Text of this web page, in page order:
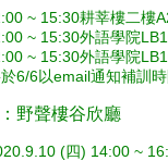
~ 15:30耕莘樓二樓
~ 15:30外語學院
~ 15:30外語學院
6以email通知補訓時
野聲樓谷欣廳
(四) 14:00 ~